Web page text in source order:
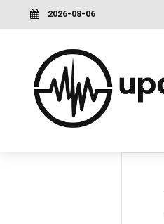
2026-08-06